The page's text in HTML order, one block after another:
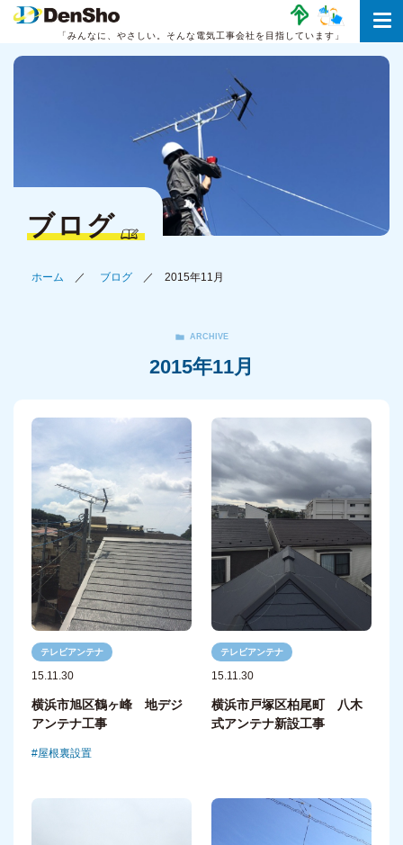
「みんなに、やさしい。 そんな電気工事会社を目指しています」
ブログ
ホーム ブログ 2015年11月
ARCHIVE
2015年11月
テレビアンテナ
15.11.30
横浜市旭区鶴ヶ峰 地デジ
アンテナ工事
屋根裏設置
テレビアンテナ
15.11.30
横浜市戸塚区柏尾町 八木
式アンテナ新設工事